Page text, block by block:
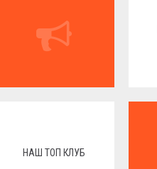
НАШ ТОП КЛУБ